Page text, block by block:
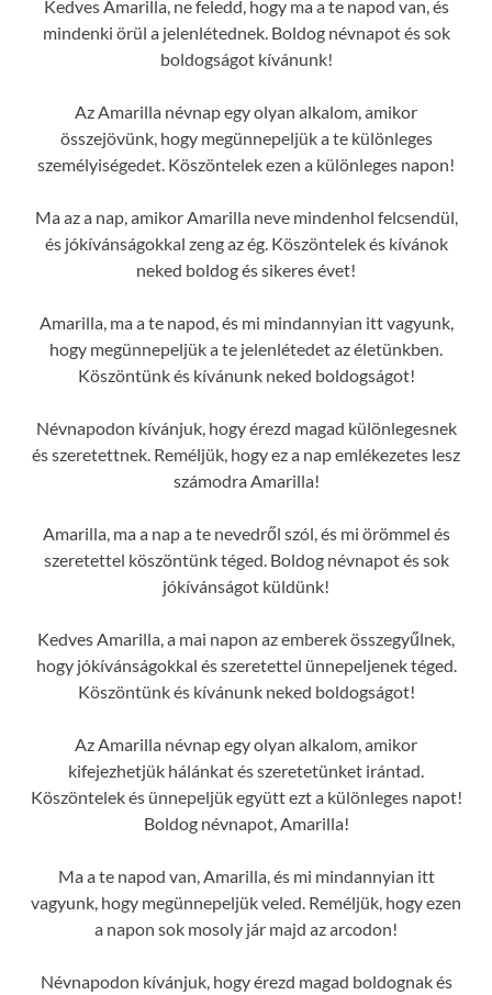
Kedves Amarilla, ne feledd, hogy ma a te napod van, és
mindenki örül a jelenlétednek. Boldog névnapot és sok
boldogságot kívánunk!
Az Amarilla névnap egy olyan alkalom, amikor
összejövünk, hogy megünnepeljük a te különleges
személyiségedet. Köszöntelek ezen a különleges napon!
Ma az a nap, amikor Amarilla neve mindenhol felcsendül,
és jókívánságokkal zeng az ég. Köszöntelek és kívánok
neked boldog és sikeres évet!
Amarilla, ma a te napod, és mi mindannyian itt vagyunk,
hogy megünnepeljük a te jelenlétedet az életünkben.
Köszöntünk és kívánunk neked boldogságot!
Névnapodon kívánjuk, hogy érezd magad különlegesnek
és szeretettnek. Reméljük, hogy ez a nap emlékezetes lesz
számodra Amarilla!
Amarilla, ma a nap a te nevedről szól, és mi örömmel és
szeretettel köszöntünk téged. Boldog névnapot és sok
jókívánságot küldünk!
Kedves Amarilla, a mai napon az emberek összegyűlnek,
hogy jókívánságokkal és szeretettel ünnepeljenek téged.
Köszöntünk és kívánunk neked boldogságot!
Az Amarilla névnap egy olyan alkalom, amikor
kifejezhetjük hálánkat és szeretetünket irántad.
Köszöntelek és ünnepeljük együtt ezt a különleges napot!
Boldog névnapot, Amarilla!
Ma a te napod van, Amarilla, és mi mindannyian itt
vagyunk, hogy megünnepeljük veled. Reméljük, hogy ezen
a napon sok mosoly jár majd az arcodon!
Névnapodon kívánjuk, hogy érezd magad boldognak és